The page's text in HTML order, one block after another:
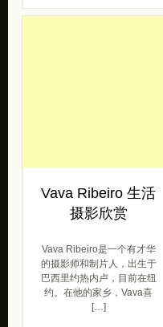
Vava Ribeiro 生活
摄影欣赏
Vava Ribeiro是一个有才华
的摄影师和制片人，出生于
巴西里约热内卢，目前在纽
约。在他的家乡，Vava喜
[…]